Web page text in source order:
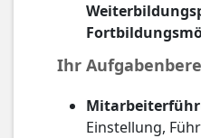
Ihr
Einstellung,